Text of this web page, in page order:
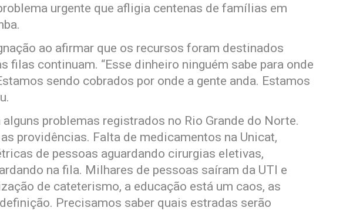
urgente que afligia centenas de famílias em
ao afirmar que os recursos foram destinados
filas continuam. “Esse dinheiro ninguém sabe para onde
sendo cobrados por onde a gente anda. Estamos
problemas registrados no Rio Grande do Norte.
providências. Falta de medicamentos na Unicat,
de pessoas aguardando cirurgias eletivas,
na fila. Milhares de pessoas saíram da UTI e
de cateterismo, a educação está um caos, as
Precisamos saber quais estradas serão